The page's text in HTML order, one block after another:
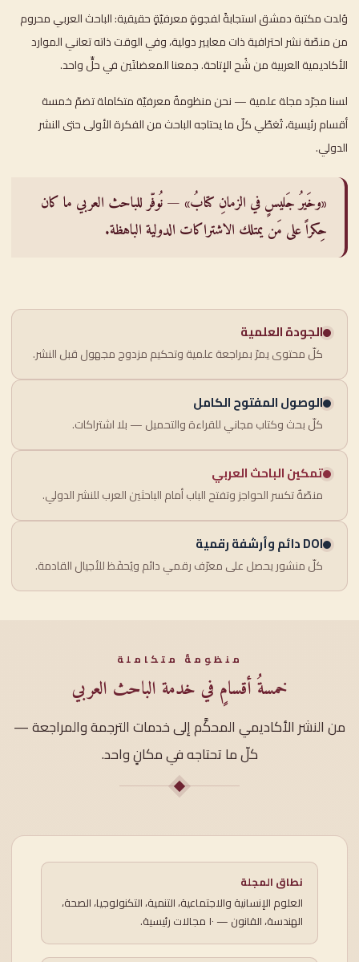
وُلدت مكتبة دمشق استجابةً لفجوةٍ معرفيّةٍ حقيقية: الباحث العربي محروم
من منصّة نشر احترافية ذات معايير دولية، وفي الوقت ذاته تعاني الموارد
الأكاديمية العربية من شُح الإتاحة. جمعنا المعضلتَين في حلٍّ واحد.
لسنا مجرّد مجلة علمية — نحن منظومةٌ معرفيّة متكاملة تضمّ خمسة
أقسام رئيسية، تُغطّي كلّ ما يحتاجه الباحث من الفكرة الأولى حتى النشر
الدولي.
«وخَيرُ جَليسٍ في الزمانِ كتابُ» — نُوفّر للباحث العربي ما كان
حِكراً على مَن يمتلك الاشتراكات الدولية الباهظة.
الجودة العلمية
كلّ محتوى يمرّ بمراجعة علمية وتحكيم مزدوج مجهول قبل النشر.
الوصول المفتوح الكامل
كلّ بحث وكتاب مجاني للقراءة والتحميل — بلا اشتراكات.
تمكين الباحث العربي
منصّةٌ تكسر الحواجز وتفتح الباب أمام الباحثين العرب للنشر الدولي.
DOI دائم وأرشفة رقمية
كلّ منشور يحصل على معرّف رقمي دائم ويُحفَظ للأجيال القادمة.
منظومةٌ متكاملة
خمسةُ أقسامٍ في خدمة الباحث العربي
من النشر الأكاديمي المحكَّم إلى خدمات الترجمة والمراجعة —
كلّ ما تحتاجه في مكانٍ واحد.
نطاق المجلة
العلوم الإنسانية والاجتماعية، التنمية، التكنولوجيا، الصحة،
الهندسة، القانون — ١٠ مجالات رئيسية.